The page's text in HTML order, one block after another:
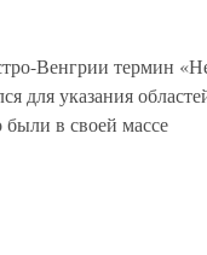
Венгрии термин
для указания
в своей массе